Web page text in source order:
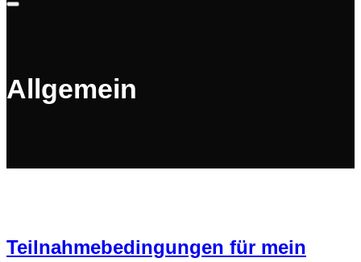
Allgemein
Teilnahmebedingungen für mein